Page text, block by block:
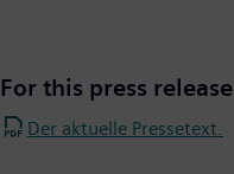
For this press release
Der aktuelle Pressetext.